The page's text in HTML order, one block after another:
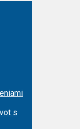
s